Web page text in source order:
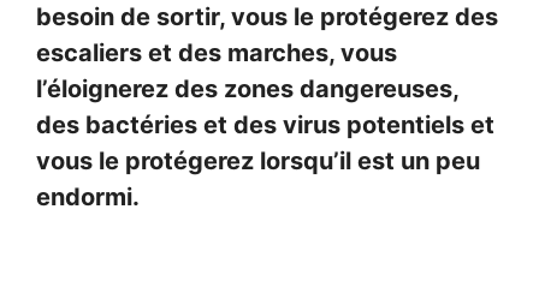
besoin de sortir, vous le protégerez des
escaliers et des marches, vous
l’éloignerez des zones dangereuses,
des bactéries et des virus potentiels et
vous le protégerez lorsqu’il est un peu
endormi.